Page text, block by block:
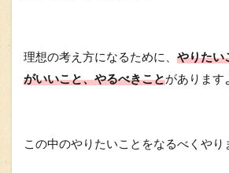
理想の考え方になるために、 やりたい
がいいこと、やるべきことがあります
この中のやりたいことをなるべくやり